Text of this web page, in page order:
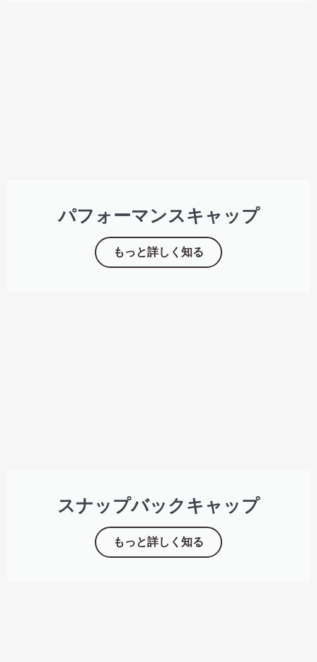
パフォーマンスキャップ
もっと詳しく知る
スナップバックキャップ
もっと詳しく知る